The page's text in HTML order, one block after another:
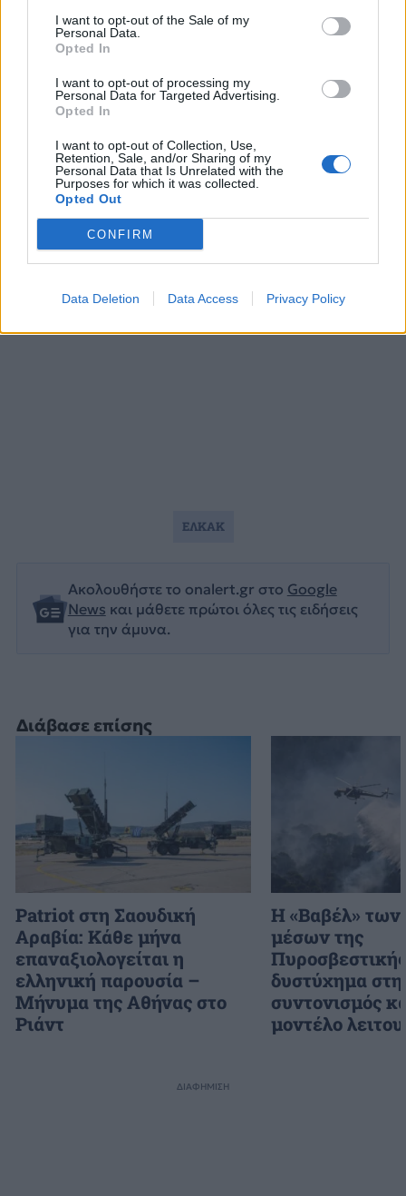
I want to opt-out of the Sale of my
Personal Data.
Opted In
I want to opt-out of processing my
Personal Data for Targeted Advertising.
Opted In
I want to opt-out of Collection, Use,
Retention, Sale, and/or Sharing of my
Personal Data that Is Unrelated with the
Purposes for which it was collected.
Opted Out
CONFIRM
Data Deletion Data Access Privacy Policy
Διάβασε επίσης
Patriot στη Σαουδική
Αραβία: Κάθε μήνα
επαναξιολογείται η
ελληνική παρουσία –
Μήνυμα της Αθήνας στο
Ριάντ
H «Βαβέλ»
μέσων της
δυστύχημα
συντονισμός
μοντέλο
διασυνδεδεμένο οικοσύστημα αμυντικής
καινοτομίας.»
Οι επιχειρήσεις που θέλουν να διεκδικήσουν θέση
στην επόμενη σχετική δράση του ΕΛΚΑΚ, ώστε να
στρατηγικούς εταίρους, καλούνται να διασφαλίσουν
εγκαίρως ότι έχουν χαρτογραφηθεί ως μέλη του
οικοσυστήματος του ΕΛΚΑΚ.
Ακολουθήστε το onalert.gr στο Google
News και μάθετε πρώτοι όλες τις ειδήσεις
για την άμυνα.
ΕΛΚΑΚ
ΔΙΑΦΗΜΙΣΗ